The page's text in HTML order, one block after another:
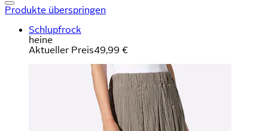
Produkte überspringen
Schlupfrock
heine
Aktueller Preis49,99 €